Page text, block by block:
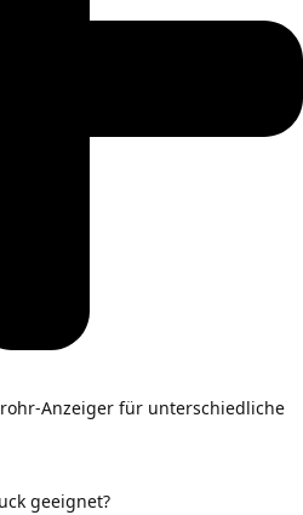
Anzeiger für unterschiedliche
geeignet?